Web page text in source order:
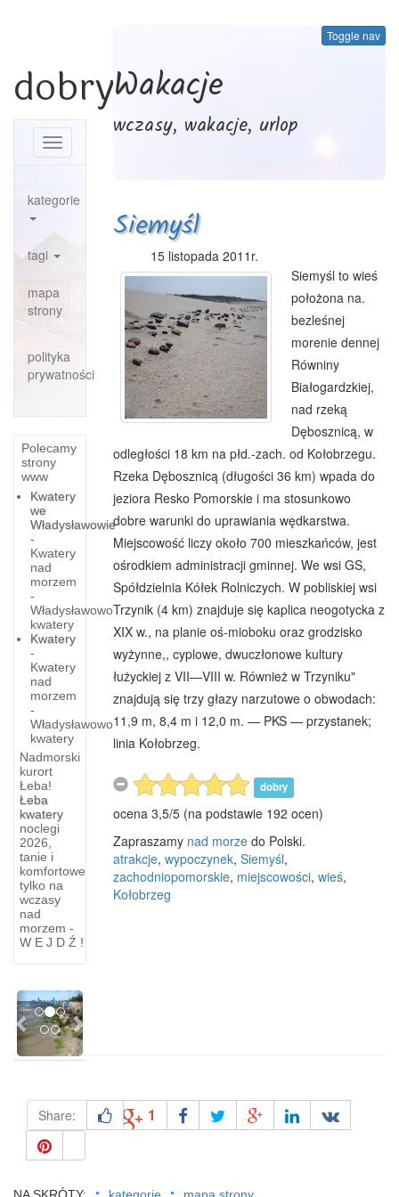
dobrypowiat.pl
Toggle
navigation
kategorie
tagi
mapa
strony
polityka
prywatności
Polecamy
strony
www
Kwatery
we
Władysławowie
-
Kwatery
nad
morzem
-
Władysławowo
kwatery
Kwatery
-
Kwatery
nad
morzem
-
Władysławowo
kwatery
Nadmorski
kurort
Łeba!
Łeba
kwatery
noclegi
2026,
tanie i
komfortowe
tylko na
wczasy
nad
morzem -
W E J D Ź !
Na
Trasie
Gdańsk
?
Gdynia
Około
20-
kilometrową
obydwa
PreviousNext
Toggle nav
Wakacje
wczasy, wakacje, urlop
Siemyśl
15 listopada 2011r.
Siemyśl to wieś
położona na.
bezleśnej
morenie dennej
Równiny
Białogardzkiej,
nad rzeką
Dębosznicą, w
odległości 18 km na płd.-zach. od Kołobrzegu.
Rzeka Dębosznicą (długości 36 km) wpada do
jeziora Resko Pomorskie i ma stosunkowo
dobre warunki do uprawiania wędkarstwa.
Miejscowość liczy około 700 mieszkańców, jest
ośrodkiem administracji gminnej. We wsi GS,
Spółdzielnia Kółek Rolniczych. W pobliskiej wsi
Trzynik (4 km) znajduje się kaplica neogotycka z
XIX w., na planie oś-mioboku oraz grodzisko
wyżynne,, cyplowe, dwuczłonowe kultury
łużyckiej z VII—VIII w. Również w Trzyniku"
znajdują się trzy głazy narzutowe o obwodach:
11,9 m, 8,4 m i 12,0 m. — PKS — przystanek;
linia Kołobrzeg.
dobry
ocena 3,5/5 (na podstawie 192 ocen)
Zapraszamy nad morze do Polski.
atrakcje, wypoczynek, Siemyśl,
zachodniopomorskie, miejscowości, wieś,
Kołobrzeg
Share: 1